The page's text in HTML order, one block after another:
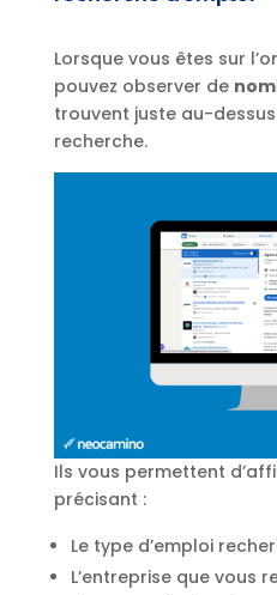
Lorsque vous êtes sur
pouvez observer de
trouvent juste au-
recherche.
Ils vous permettent
précisant :
Le type d’emploi
L’entreprise que vous